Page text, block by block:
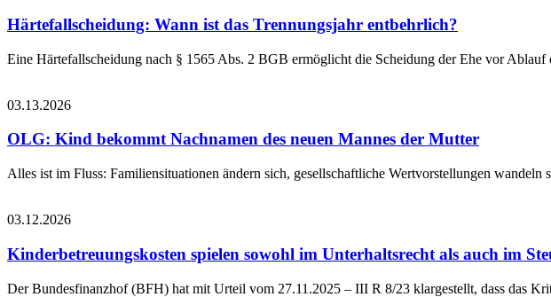
Härtefallscheidung: Wann ist das Trennungsjahr entbehrlich?
Eine Härtefallscheidung nach § 1565 Abs. 2 BGB ermöglicht die Scheidung der Ehe vor Ablauf
03.13.2026
OLG: Kind bekommt Nachnamen des neuen Mannes der Mutter
Alles ist im Fluss: Familiensituationen ändern sich, gesellschaftliche Wertvorstellungen
03.12.2026
Kinderbetreuungskosten spielen sowohl im Unterhaltsrecht als auch im
Der Bundesfinanzhof (BFH) hat mit Urteil vom 27.11.2025 – III R 8/23 klargestellt, dass das